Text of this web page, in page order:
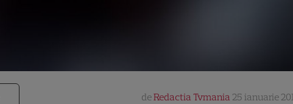
deRedactia Tvmania 25 ianuarie